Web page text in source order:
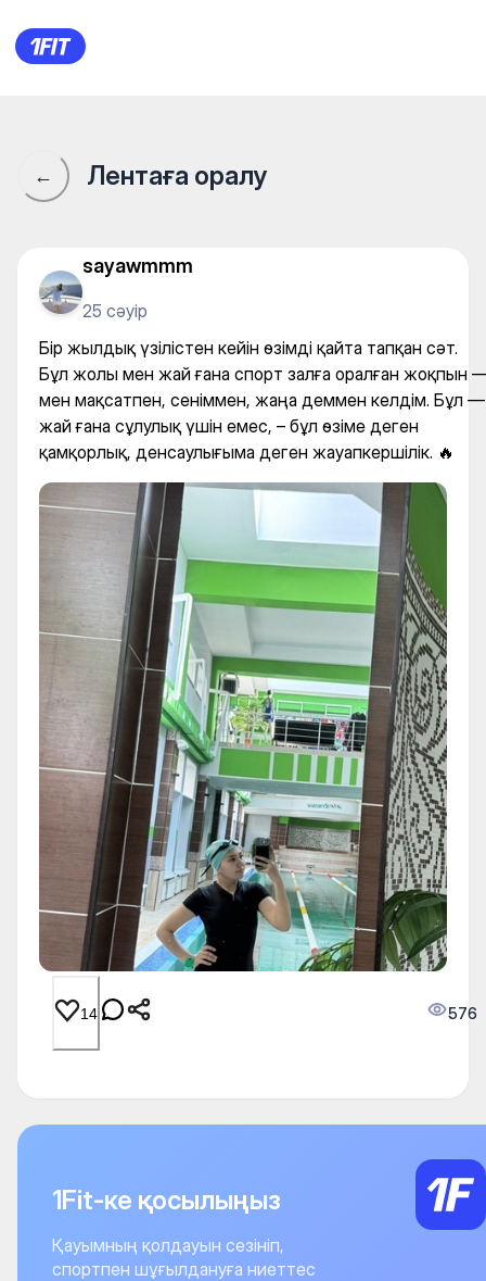
Бір жылдық үзілістен
← Лентаға оралу
sayawmmm
25 сәуір
Бір жылдық үзілістен кейін өзімді қайта тапқан сәт.
Бұл жолы мен жай ғана спорт залға оралған жоқпын
мен мақсатпен, сеніммен, жаңа деммен келдім. Бұл —
жай ғана сұлулық үшін емес, – бұл өзіме деген
қамқорлық, денсаулығыма деген жауапкершілік. 🔥
14 576
1Fit-ке қосылыңыз
Қауымның қолдауын сезініп,
спортпен шұғылдануға ниеттес